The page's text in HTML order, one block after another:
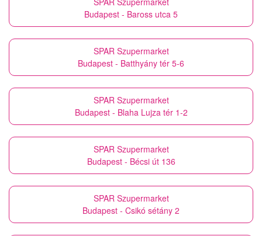
Budapest - Baross utca 5
SPAR Szupermarket
Budapest - Batthyány tér 5-6
SPAR Szupermarket
Budapest - Blaha Lujza tér 1-2
SPAR Szupermarket
Budapest - Bécsi út 136
SPAR Szupermarket
Budapest - Csikó sétány 2